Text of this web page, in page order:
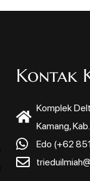
Kontak
Komplek
Kamang,
Edo (+62